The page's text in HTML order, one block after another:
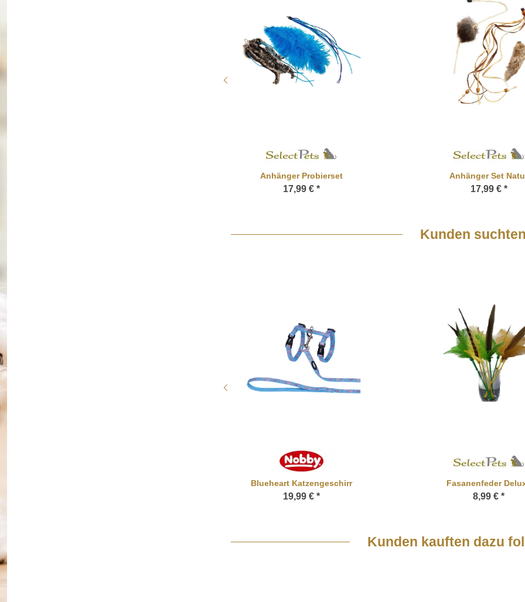
Anhänger Probierset
17,99 € *
Anhänger Set
17,99 € *
Kunden
Blueheart Katzengeschirr
19,99 € *
Fasanenfeder
8,99 € *
Kunden kauften dazu